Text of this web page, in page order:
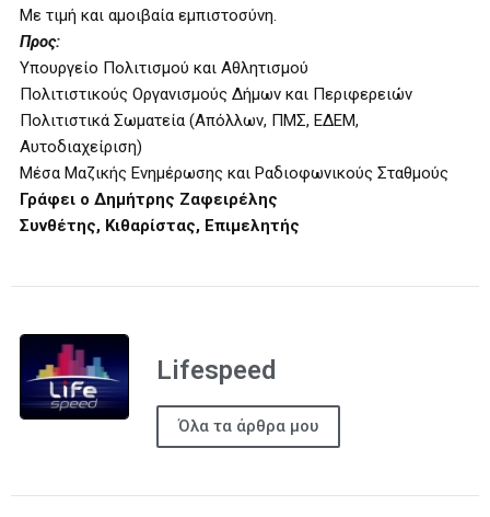
Με τιμή και αμοιβαία εμπιστοσύνη.
Προς:
Υπουργείο Πολιτισμού και Αθλητισμού
Πολιτιστικούς Οργανισμούς Δήμων και Περιφερειών
Πολιτιστικά Σωματεία (Απόλλων, ΠΜΣ, ΕΔΕΜ,
Αυτοδιαχείριση)
Μέσα Μαζικής Ενημέρωσης και Ραδιοφωνικούς Σταθμούς
Γράφει ο Δημήτρης Ζαφειρέλης
Συνθέτης, Κιθαρίστας, Επιμελητής
Lifespeed
Όλα τα άρθρα μου